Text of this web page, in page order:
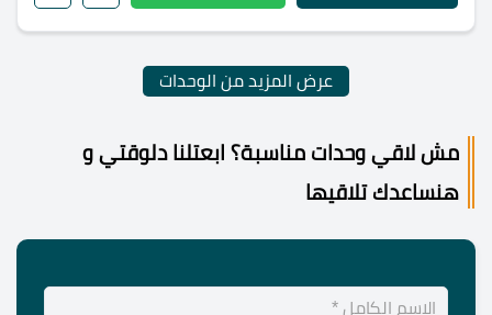
عرض المزيد من الوحدات
مش لاقي وحدات مناسبة؟ ابعتلنا دلوقتي و
هنساعدك تلاقيها